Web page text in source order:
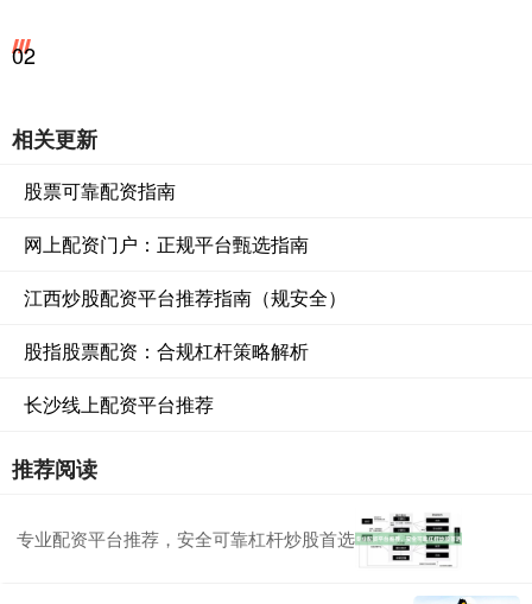
02
相关更新
股票可靠配资指南
网上配资门户：正规平台甄选指南
江西炒股配资平台推荐指南（规安全）
股指股票配资：合规杠杆策略解析
长沙线上配资平台推荐
推荐阅读
专业配资平台推荐，安全可靠杠杆炒股首选